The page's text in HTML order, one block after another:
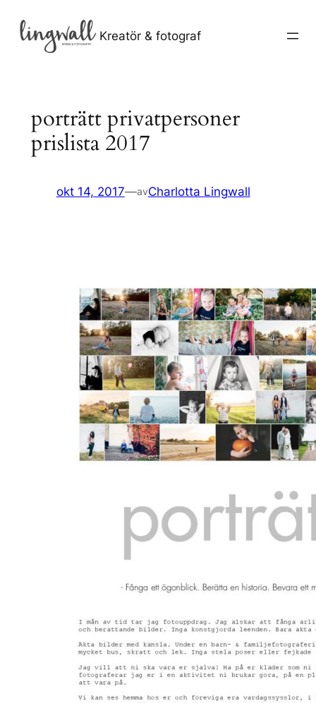
innehåll
Kreatör & fotograf
porträtt privatpersoner
prislista 2017
okt 14, 2017—avCharlotta Lingwall